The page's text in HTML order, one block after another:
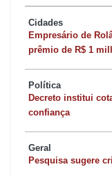
Cidades
Empresário de
prêmio de R$ 1
Política
Decreto institui
confiança
Geral
Pesquisa sugere